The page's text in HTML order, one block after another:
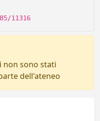
11316
non sono stati
dell'ateneo